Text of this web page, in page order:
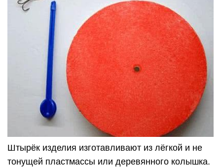
Штырёк изделия изготавливают из лёгкой и не
тонущей пластмассы или деревянного колышка.